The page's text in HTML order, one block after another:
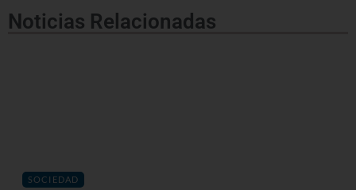
Noticias Relacionadas
SOCIEDAD